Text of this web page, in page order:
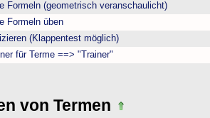
Formeln (geometrisch veranschaulicht)
Formeln üben
(Klappentest möglich)
für Terme ==> "Trainer"
von Termen